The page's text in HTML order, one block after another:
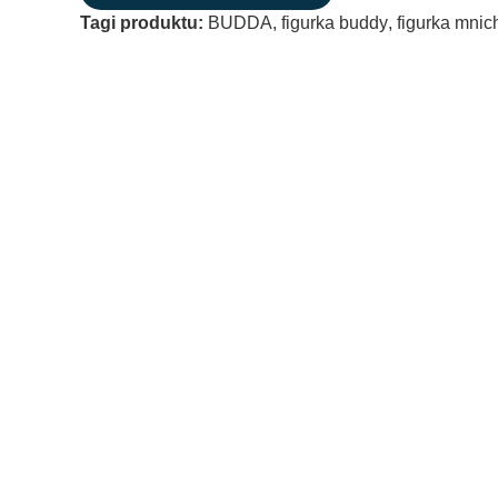
Tagi produktu: BUDDA, figurka buddy, figurka